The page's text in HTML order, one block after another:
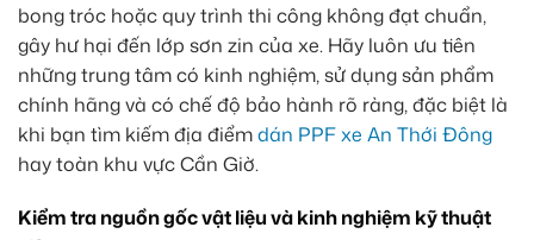
bong tróc hoặc quy trình thi công không đạt chuẩn,
gây hư hại đến lớp sơn zin của xe. Hãy luôn ưu tiên
những trung tâm có kinh nghiệm, sử dụng sản phẩm
chính hãng và có chế độ bảo hành rõ ràng, đặc biệt là
khi bạn tìm kiếm địa điểmdán PPF xe An Thới Đông
hay toàn khu vực Cần Giờ.
Kiểm tra nguồn gốc vật liệu và kinh nghiệm kỹ thuật